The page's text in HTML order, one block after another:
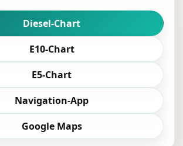
Diesel-Chart
E10-Chart
E5-Chart
Navigation-App
Google Maps